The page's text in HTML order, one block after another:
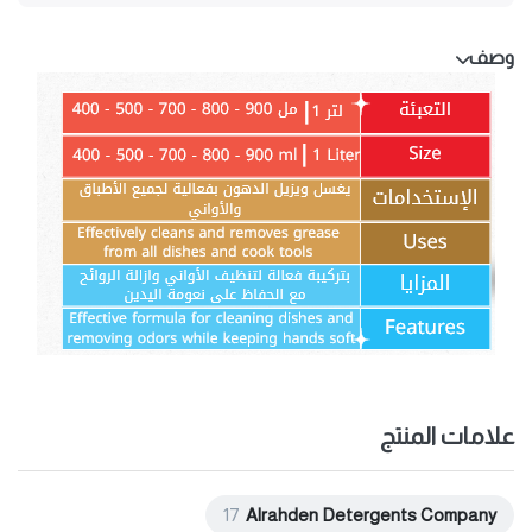
وصف
علامات المنتج
Alrahden Detergents Company
17